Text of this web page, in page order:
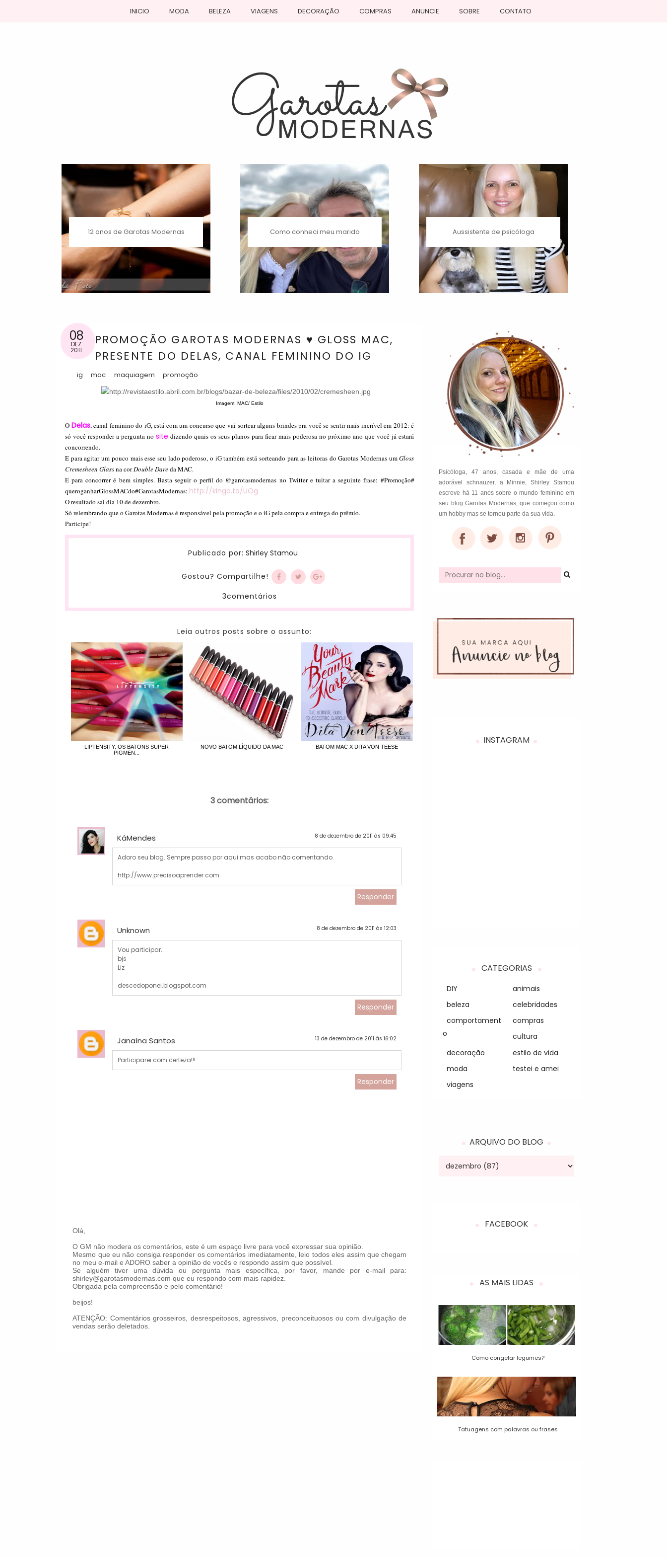
INICIO MODA BELEZA VIAGENS DECORAÇÃO COMPRAS ANUNCIE SOBRE CONTATO
12 anos de Garotas Modernas Como conheci meu marido Aussistente de psicóloga
08
DEZ
2011
PROMOÇÃO GAROTAS MODERNAS ♥ GLOSS MAC,
PRESENTE DO DELAS, CANAL FEMININO DO IG
ig mac maquiagem promoção
Imagem: MAC/ Estilo
O Delas, canal feminino do iG, está com um concurso que vai sortear alguns brindes pra você se sentir mais incrível em 2012: é
só você responder a pergunta nosite dizendo quais os seus planos para ficar mais poderosa no próximo ano que você já estará
concorrendo.
E para agitar um pouco mais esse seu lado poderoso, o iG também está sorteando para as leitoras do Garotas Modernas umGloss
Cremesheen Glassna corDouble Dareda MAC.
E para concorrer é bem simples. Basta seguir o perfil do @garotasmodernas no Twitter e tuitar a seguinte frase: #Promoção#
queroganharGlossMACdo#GarotasModernas: http://kingo.to/UOg
O resultado sai dia 10 de dezembro.
Só relembrando que o Garotas Modernas é responsável pela promoção e o iG pela compra e entrega do prêmio.
Participe!
Publicado por: Shirley Stamou
Gostou? Compartilhe!
3comentários
Leia outros posts sobre o assunto:
LIPTENSITY: OS BATONS SUPER
PIGMEN...
NOVO BATOM LÍQUIDO DA MAC BATOM MAC X DITA VON TEESE
3 comentários:
KáMendes 8 de dezembro de 2011 às 09:45
Adoro seu blog. Sempre passo por aqui mas acabo não comentando.
http://www.precisoaprender.com
Responder
Unknown 8 de dezembro de 2011 às 12:03
Vou participar..
bjs
Liz
descedoponei.blogspot.com
Responder
Janaína Santos 13 de dezembro de 2011 às 16:02
Participarei com certeza!!!
Responder
Olá,
O GM não modera os comentários, este é um espaço livre para você expressar sua opinião.
Mesmo que eu não consiga responder os comentários imediatamente, leio todos eles assim que chegam
no meu e-mail e ADORO saber a opinião de vocês e respondo assim que possível.
Se alguém tiver uma dúvida ou pergunta mais específica, por favor, mande por e-mail para:
shirley@garotasmodernas.com que eu respondo com mais rapidez.
Obrigada pela compreensão e pelo comentário!
beijos!
ATENÇÃO: Comentários grosseiros, desrespeitosos, agressivos, preconceituosos ou com divulgação de
vendas serão deletados.
Psicóloga, 47 anos, casada e mãe de uma
adorável schnauzer, a Minnie, Shirley Stamou
escreve há 11 anos sobre o mundo feminino em
seu blog Garotas Modernas, que começou como
um hobby mas se tornou parte da sua vida.
INSTAGRAM
CATEGORIAS
DIY
animais
beleza
celebridades
comportament
o
compras
cultura
decoração
estilo de vida
moda
testei e amei
viagens
ARQUIVO DO BLOG
FACEBOOK
AS MAIS LIDAS
Como congelar legumes?
Tatuagens com palavras ou frases